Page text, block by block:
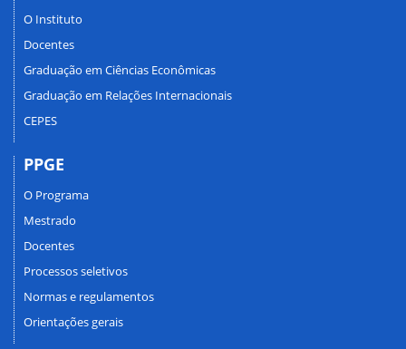
O Instituto
Docentes
Graduação em Ciências Econômicas
Graduação em Relações Internacionais
CEPES
PPGE
O Programa
Mestrado
Docentes
Processos seletivos
Normas e regulamentos
Orientações gerais